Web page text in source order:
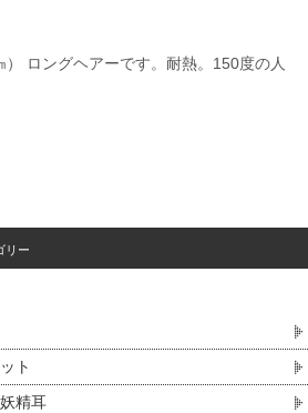
ロングヘアーです。耐熱。150度の人
リー
ト
精耳